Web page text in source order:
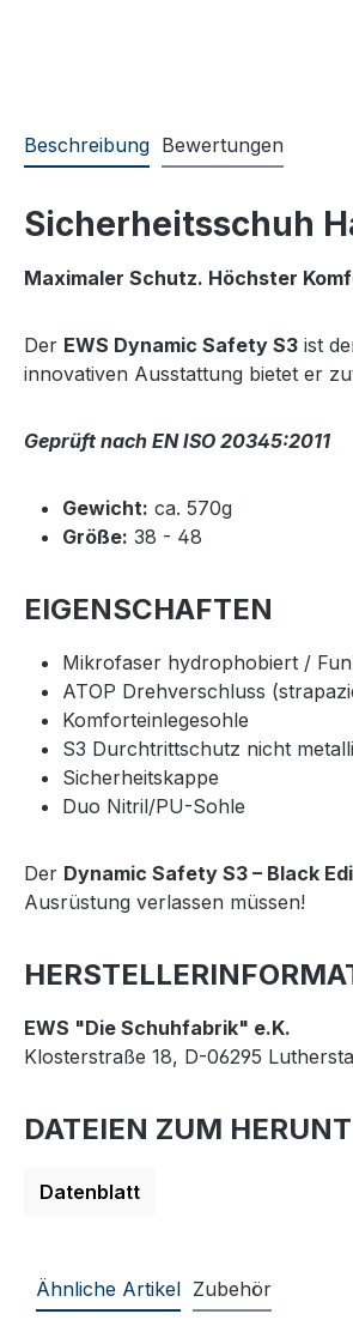
Beschreibung Bewertungen
Sicherheitsschuh
Maximaler Schutz. Höchster
Der EWS Dynamic Safety S3 ist
innovativen Ausstattung bietet er
Geprüft nach EN ISO 20345:2011
Gewicht: ca. 570g
Größe: 38 - 48
EIGENSCHAFTEN
Mikrofaser hydrophobiert /
ATOP Drehverschluss
Komforteinlegesohle
S3 Durchtrittschutz nicht
Sicherheitskappe
Duo Nitril/PU-Sohle
Der Dynamic Safety S3 – Black
Ausrüstung verlassen müssen!
EWS "Die Schuhfabrik" e.K.
Klosterstraße 18, D-06295
DATEIEN ZUM
Datenblatt
Ähnliche Artikel Zubehör